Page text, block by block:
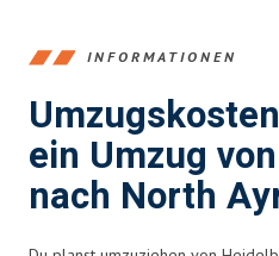
INFORMATIONEN
ein Umzug
nach North